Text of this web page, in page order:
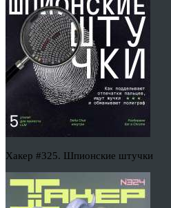
Хакер #325. Шпионские штучки